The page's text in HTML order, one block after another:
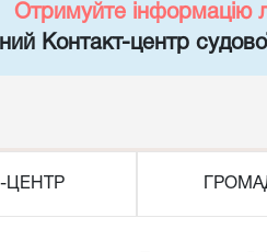
Отримуйте інформацію
Контакт-центр
ЦЕНТР